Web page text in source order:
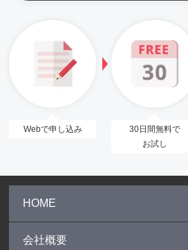
Webで申し込み
30日間無料で
お試し
HOME
会社概要